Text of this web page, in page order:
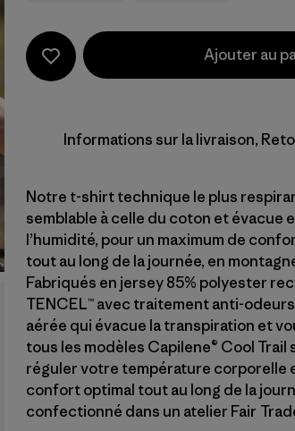
Ajouter au
Informations sur la livraison,
Notre t-shirt technique le plus
semblable à celle du coton et évacue
l’humidité, pour un maximum de
tout au long de la journée, en
Fabriqués en jersey 85% polyester
TENCEL™ avec traitement anti-
aérée qui évacue la transpiration et
tous les modèles Capilene® Cool
réguler votre température corporelle
confort optimal tout au long de la
confectionné dans un atelier Fair